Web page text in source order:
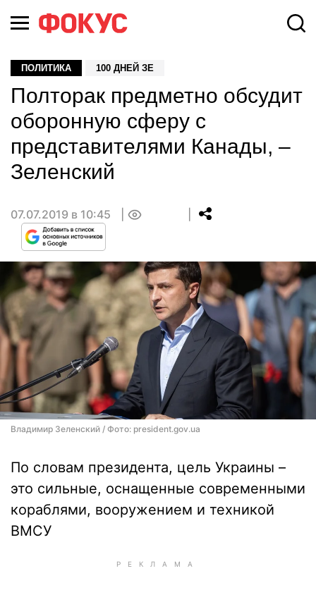
ПОЛИТИКА 100 ДНЕЙ ЗЕ
Полторак предметно обсудит
оборонную сферу с
представителями Канады, –
Зеленский
07.07.2019 в 10:45
Владимир Зеленский / Фото: president.gov.ua
По словам президента, цель Украины –
это сильные, оснащенные современными
кораблями, вооружением и техникой
ВМСУ